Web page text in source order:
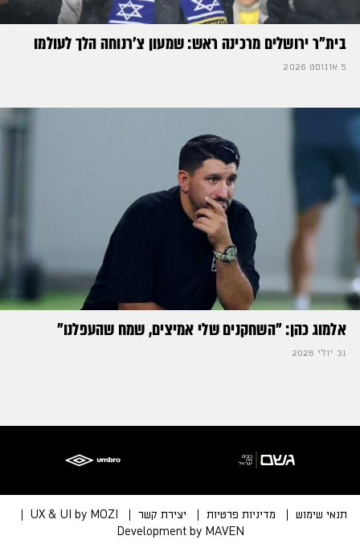
בית"ר ירושלים מרכינה ראש: שמעון צ'רנוחה הלך לעולמו
5 אוגוסט 2026
אלמוג כהן: "השחקנים שלי אמיצים, שמח שהעפלנו"
31 יולי 2026
תנאי שימוש מדיניות פרטיות יצירת קשר
UX & UI by MOZI
Development by MAVEN